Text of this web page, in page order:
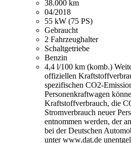
38.000 km
04/2018
55 kW (75 PS)
Gebraucht
2 Fahrzeughalter
Schaltgetriebe
Benzin
4,4 l/100 km (komb.)
offiziellen
spezifischen CO2-
Personenkraftwagen
Kraftstoffverbrauch, die
Stromverbrauch neuer
entnommen werden, der
bei der Deutschen
unter www.dat.de